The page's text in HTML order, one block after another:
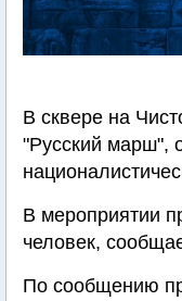
В сквере на
"Русский марш",
В мероприятии
человек,
По сообщению